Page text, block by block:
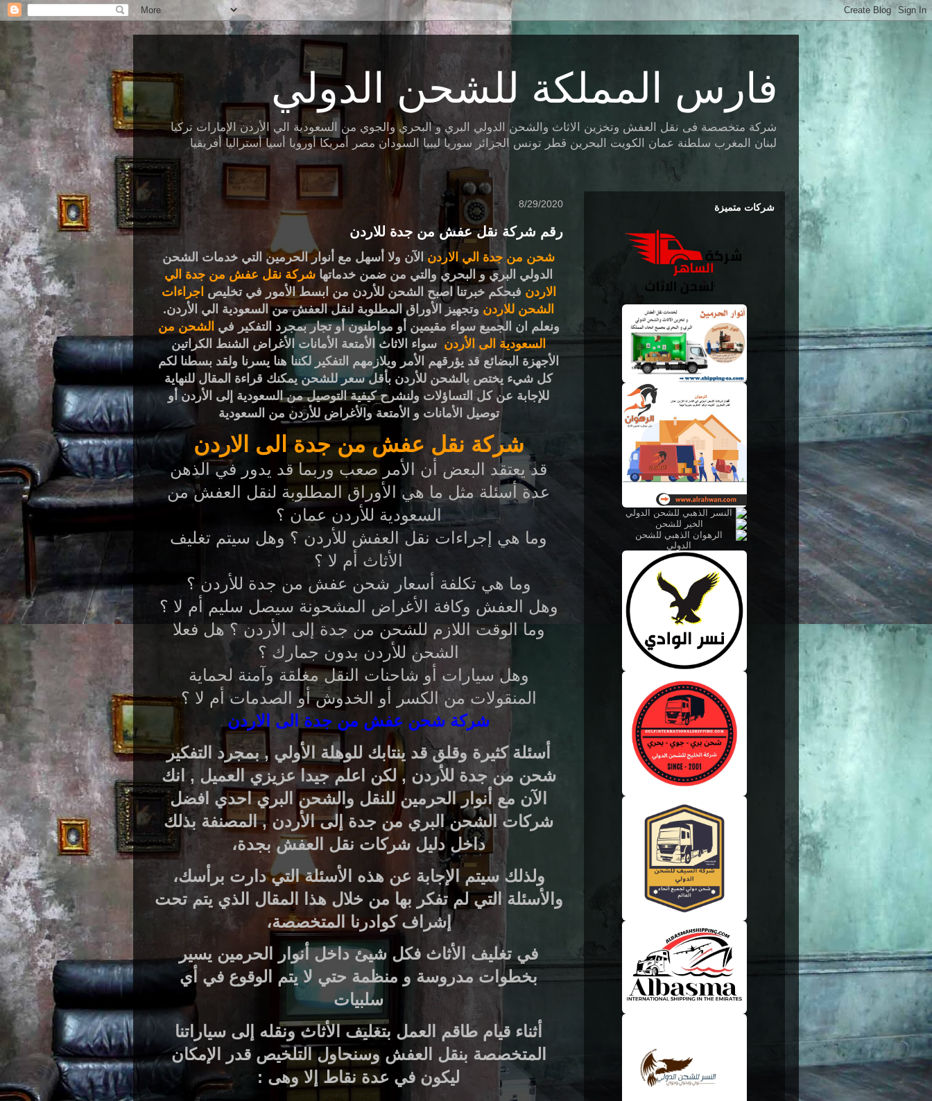
فارس المملكة للشحن الدولي
شركة متخصصة فى نقل العفش وتخزين الاثاث والشحن الدولي البري و البحري والجوي من السعودية الي الأردن الإمارات تركيا
لبنان المغرب سلطنة عمان الكويت البحرين قطر تونس الجزائر سوريا ليبيا السودان مصر أمريكا أوروبا أسيا أستراليا أفريقيا
8/29/2020
رقم شركة نقل عفش من جدة للاردن
شحن من جدة الي الاردن الآن ولا أسهل مع أنوار الحرمين التي خدمات الشحن
الدولي البري و البحري والتي من ضمن خدماتها شركة نقل عفش من جدة الي
الاردن فبحكم خبرتنا اصبح الشحن للأردن من ابسط الأمور في تخليص اجراءات
الشحن للاردن وتجهيز الأوراق المطلوبة لنقل العفش من السعودية الي الأردن.
ونعلم ان الجميع سواء مقيمين أو مواطنون أو تجار بمجرد التفكير في الشحن من
السعودية الى الأردن سواء الاثاث الأمتعة الأمانات الأغراض الشنط الكراتين
الأجهزة البضائع قد يؤرقهم الأمر ويلازمهم التفكير لكننا هنا يسرنا ولقد بسطنا لكم
كل شيء يختص بالشحن للأردن بأقل سعر للشحنيمكنك قراءة المقال للنهاية
للإجابة عن كل التساؤلات ولنشرح كيفية التوصيل من السعودية إلى الأردن أو
توصيل الأمانات و الأمتعة والأغراض للأردن من السعودية
شركة نقل عفش من جدة الى الاردن
قد يعتقد البعض أن الأمر صعب وربما قد يدور في الذهن
عدة أسئلة مثل ما هي الأوراق المطلوبة لنقل العفش من
السعودية للأردن عمان ؟
وما هي إجراءات نقل العفش للأردن ؟ وهل سيتم تغليف
الأثاث أم لا ؟
وما هي تكلفة أسعار شحن عفش من جدة للأردن ؟
وهل العفش وكافة الأغراض المشحونة سيصل سليم أم لا ؟
وما الوقت اللازم للشحن من جدة إلى الأردن ؟ هل فعلا
الشحن للأردن بدون جمارك ؟
وهل سيارات أو شاحنات النقل مغلقة وآمنة لحماية
المنقولات من الكسر أو الخدوش أو الصدمات أم لا ؟
شركة شحن عفش من جدة الى الاردن
أسئلة كثيرة وقلق قد ينتابك للوهلة الأولي , بمجرد التفكير
شحن من جدة للأردن , لكن اعلم جيدا عزيزي العميل , انك
الآن معأنوار الحرمين للنقل والشحن البري احدي افضل
شركات الشحن البري من جدة إلى الأردن , المصنفة بذلك
داخل دليل شركات نقل العفش بجدة،
ولذلك سيتم الإجابة عن هذه الأسئلة التي دارت برأسك،
والأسئلة التي لم تفكر بها من خلال هذا المقال الذي يتم تحت
إشراف كوادرنا المتخصصة،
في تغليف الأثاث فكل شيئ داخل أنوار الحرمين يسير
بخطوات مدروسة و منظمة حتي لا يتم الوقوع في أي
سلبيات
أثناء قيام طاقم العمل بتغليف الأثاث ونقله إلى سياراتنا
المتخصصة بنقل العفش وسنحاول التلخيص قدر الإمكان
ليكون في عدة نقاط إلا وهى :
شركات متميزة